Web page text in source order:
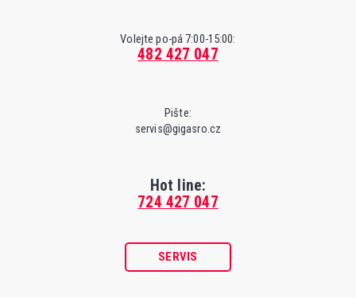
Volejte po-pá 7:00-15:00:
482 427 047
Pište:
servis@gigasro.cz
Hot line:
724 427 047
SERVIS